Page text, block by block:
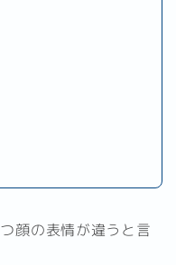
顔の表情が違うと言